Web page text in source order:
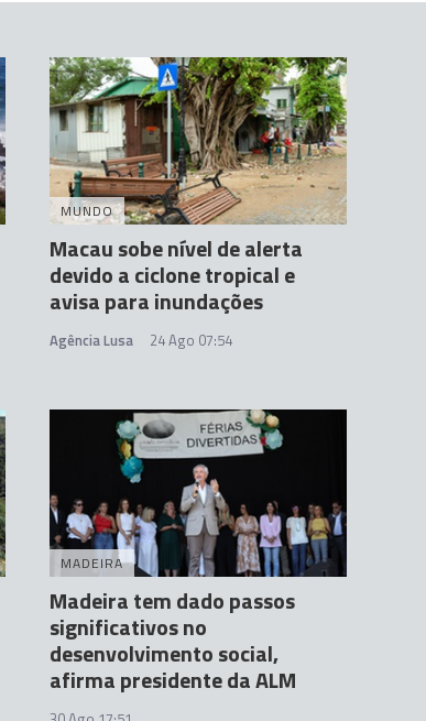
MUNDO
Macau sobe nível de alerta
devido a ciclone tropical e
avisa para inundações
Agência Lusa 24 Ago 07:54
MADEIRA
Madeira tem dado passos
significativos no
desenvolvimento social,
afirma presidente da ALM